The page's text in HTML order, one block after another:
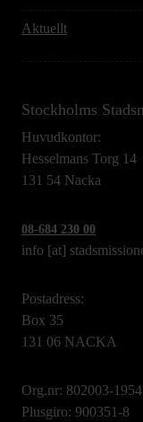
Aktuellt
Stockholms
Huvudkontor:
Hesselmans Torg 14
131 54 Nacka
08-684 230 00
info [at]
Postadress:
Box 35
131 06 NACKA
Org.nr: 802003-1954
Plusgiro: 900351-8